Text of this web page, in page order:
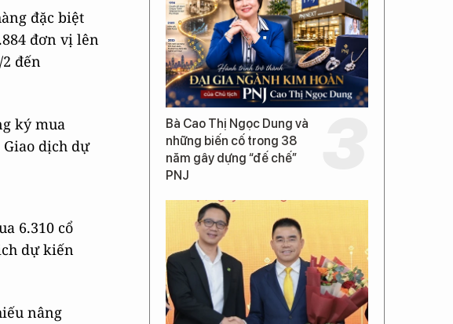
đặc biệt
đơn vị lên
đến
ký mua
dịch dự
6.310 cổ
dự kiến
nâng
Bà Cao Thị Ngọc Dung và
những biến cố trong 38
năm gây dựng “đế chế”
PNJ